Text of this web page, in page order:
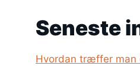
Seneste
Hvordan træffer man